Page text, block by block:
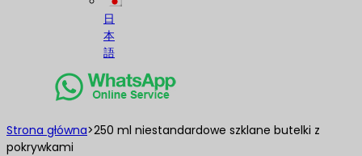
日
本
語
Strona główna>250 ml niestandardowe szklane butelki z
pokrywkami